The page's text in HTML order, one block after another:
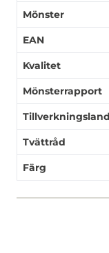
Mönster
EAN
Kvalitet
Mönsterrapport
Tillverkningsland
Tvättråd
Färg